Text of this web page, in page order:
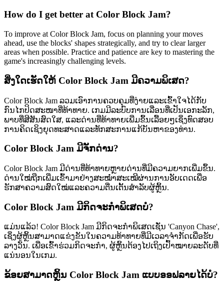
How do I get better at Color Block Jam?
To improve at Color Block Jam, focus on planning your moves
ahead, use the blocks' shapes strategically, and try to clear larger
areas when possible. Practice and patience are key to mastering the
game's increasingly challenging levels.
ສິ່ງໃດເຮັດໃຫ້ Color Block Jam ມີຄວາມພິເສດ?
Color Block Jam ລວມເອົາການຄວບຄຸມທີ່ງ່າຍແລະເຂົ້າໃຈໄດ້ກັບ
ກົນໄກປິດສະໜາທີ່ທ້າທາຍ. ເກມມີລະບົບການເລື່ອນທີ່ເປັນເອກະລັກ,
ພາບທີ່ສີສັນສົດໃສ, ແລະດ່ານທີ່ທ້າທາຍເພີ່ມຂຶ້ນເລື້ອຍໆເຊິ່ງທົດສອບ
ການຄິດເຊິງຍຸດທະສາດແລະທັກສະການແກ້ບັນຫາຂອງທ່ານ.
Color Block Jam ມີຈັກດ່ານ?
Color Block Jam ມີດ່ານທີ່ທ້າທາຍຫຼາຍດ່ານທີ່ມີຄວາມຍາກເພີ່ມຂຶ້ນ.
ດ່ານໃໝ່ຖືກເພີ່ມເຂົ້າມາຢ່າງສະໝ່ຳສະເໝີຜ່ານການອັບເດດເພື່ອ
ຮັກສາຄວາມສົດໃໝ່ແລະຄວາມຕື່ນເຕັ້ນສຳລັບຜູ້ຫຼິ້ນ.
Color Block Jam ມີກິດຈະກຳພິເສດບໍ?
ແມ່ນແລ້ວ! Color Block Jam ມີກິດຈະກຳພິເສດເຊັ່ນ 'Canyon Chase',
ເຊິ່ງຜູ້ຫຼິ້ນສາມາດແຂ່ງຂັນໃນຄວາມທ້າທາຍທີ່ມີເວລາຈຳກັດເພື່ອຮັບ
ລາງວັນ. ເພື່ອເຂົ້າຮ່ວມກິດຈະກຳ, ຜູ້ຫຼິ້ນຕ້ອງໄປເຖິງເປົ້າໝາຍລະດັບທີ່
ແນ່ນອນໃນເກມ.
ຂ້ອຍສາມາດຫຼິ້ນ Color Block Jam ແບບອອຟລາຍໄດ້ບໍ?